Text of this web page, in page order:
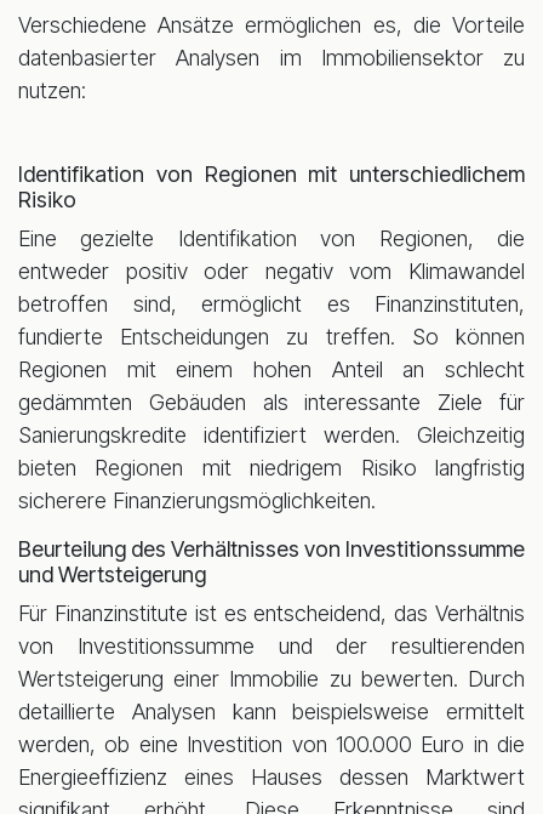
Verschiedene Ansätze ermöglichen es, die Vorteile
datenbasierter Analysen im Immobiliensektor zu
nutzen:
Identifikation von Regionen mit unterschiedlichem
Risiko
Eine gezielte Identifikation von Regionen, die
entweder positiv oder negativ vom Klimawandel
betroffen sind, ermöglicht es Finanzinstituten,
fundierte Entscheidungen zu treffen. So können
Regionen mit einem hohen Anteil an schlecht
gedämmten Gebäuden als interessante Ziele für
Sanierungskredite identifiziert werden. Gleichzeitig
bieten Regionen mit niedrigem Risiko langfristig
sicherere Finanzierungsmöglichkeiten.
Beurteilung des Verhältnisses von Investitionssumme
und Wertsteigerung
Für Finanzinstitute ist es entscheidend, das Verhältnis
von Investitionssumme und der resultierenden
Wertsteigerung einer Immobilie zu bewerten. Durch
detaillierte Analysen kann beispielsweise ermittelt
werden, ob eine Investition von 100.000 Euro in die
Energieeffizienz eines Hauses dessen Marktwert